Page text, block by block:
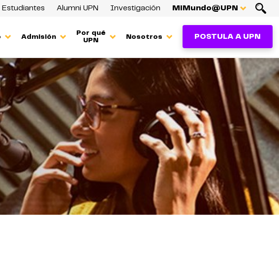
Estudiantes Alumni UPN Investigación MiMundo@UPN
Admisión
Por qué
UPN
Nosotros POSTULA A UPN